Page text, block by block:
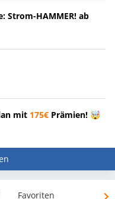
Strom-HAMMER! ab
mit 175€ Prämien! 🤯
Favoriten